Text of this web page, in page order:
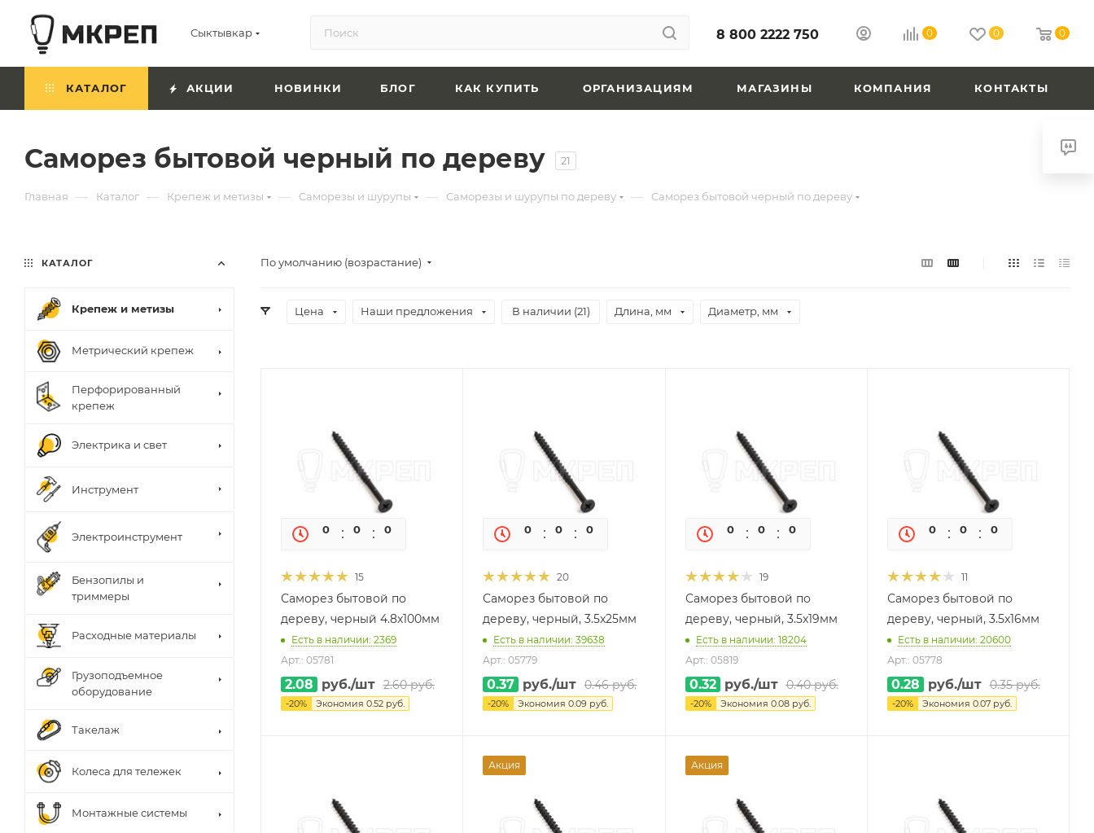
Сыктывкар 8 800 2222 750 0 0 0
КАТАЛОГ АКЦИИ НОВИНКИ БЛОГ КАК КУПИТЬ ОРГАНИЗАЦИЯМ МАГАЗИНЫ КОМПАНИЯ КОНТАКТЫ
Саморез бытовой черный по дереву 21
Главная — Каталог — Крепеж и метизы — Саморезы и шурупы — Саморезы и шурупы по дереву — Саморез бытовой черный по дереву
По умолчанию (возрастание)
Цена Наши предложения В наличии (21) Длина, мм Диаметр, мм
0 0 0
15
Саморез бытовой по
дереву, черный 4.8x100мм
Есть в наличии: 2369
Арт.: 05781
2.08 руб./шт 2.60руб.
-20% Экономия 0.52 руб.
0 0 0
20
Саморез бытовой по
дереву, черный, 3.5x25мм
Есть в наличии: 39638
Арт.: 05779
0.37 руб./шт 0.46руб.
-20% Экономия0.09 руб.
0 0 0
19
Саморез бытовой по
дереву, черный, 3.5x19мм
Есть в наличии: 18204
Арт.: 05819
0.32 руб./шт 0.40руб.
-20% Экономия 0.08руб.
0 0 0
11
Саморез бытовой по
дереву, черный, 3.5x16мм
Есть в наличии: 20600
Арт.: 05778
0.28 руб./шт 0.35руб.
-20% Экономия 0.07руб.
Акция Акция
КАТАЛОГ
Крепеж и метизы
Метрический крепеж
Перфорированный
крепеж
Электрика и свет
Инструмент
Электроинструмент
Бензопилы и
триммеры
Расходные материалы
Грузоподъемное
оборудование
Такелаж
Колеса для тележек
Монтажные системы